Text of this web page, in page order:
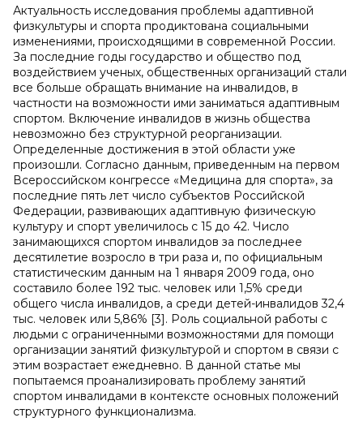
Актуальность исследования проблемы адаптивной
физкультуры и спорта продиктована социальными
изменениями, происходящими в современной России.
За последние годы государство и общество под
воздействием ученых, общественных организаций стали
все больше обращать внимание на инвалидов, в
частности на возможности ими заниматься адаптивным
спортом. Включение инвалидов в жизнь общества
невозможно без структурной реорганизации.
Определенные достижения в этой области уже
произошли. Согласно данным, приведенным на первом
Всероссийском конгрессе «Медицина для спорта», за
последние пять лет число субъектов Российской
Федерации, развивающих адаптивную физическую
культуру и спорт увеличилось с 15 до 42. Число
занимающихся спортом инвалидов за последнее
десятилетие возросло в три раза и, по официальным
статистическим данным на 1 января 2009 года, оно
составило более 192 тыс. человек или 1,5% среди
общего числа инвалидов, а среди детей-инвалидов 32,4
тыс. человек или 5,86% [3]. Роль социальной работы с
людьми с ограниченными возможностями для помощи
организации занятий физкультурой и спортом в связи с
этим возрастает ежедневно. В данной статье мы
попытаемся проанализировать проблему занятий
спортом инвалидами в контексте основных положений
структурного функционализма.